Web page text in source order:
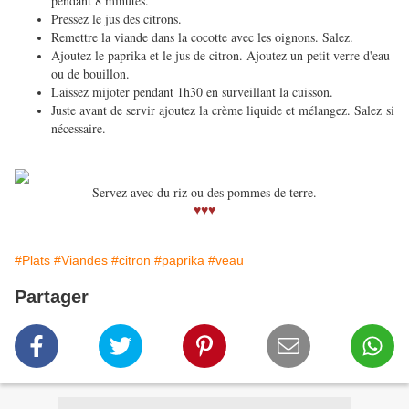
Pressez le jus des citrons.
Remettre la viande dans la cocotte avec les oignons. Salez.
Ajoutez le paprika et le jus de citron. Ajoutez un petit verre d'eau
ou de bouillon.
Laissez mijoter pendant 1h30 en surveillant la cuisson.
Juste avant de servir ajoutez la crème liquide et mélangez. Salez si
nécessaire.
Servez avec du riz ou des pommes de terre.
♥♥♥
#Plats #Viandes #citron #paprika #veau
Partager